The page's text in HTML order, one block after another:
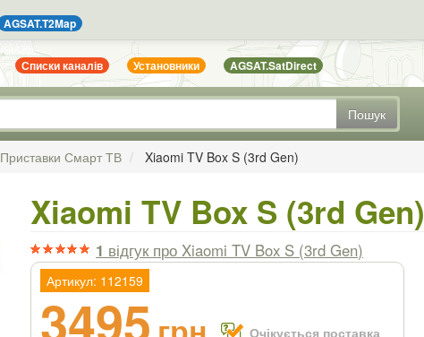
AGSAT.T2Map
Списки каналів Установники AGSAT.SatDirect
Пошук
Приставки Смарт ТВ Xiaomi TV Box S (3rd Gen)
Xiaomi TV Box S (3rd Gen)
1 відгук про Xiaomi TV Box S (3rd Gen)
Артикул: 112159
3495 Очікується поставка